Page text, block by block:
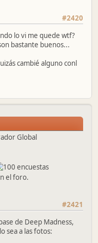
#2420
lo vi me quede wtf?
bastante buenos...
cambié alguno conl
Global
#2421
de Deep Madness,
sea a las fotos: